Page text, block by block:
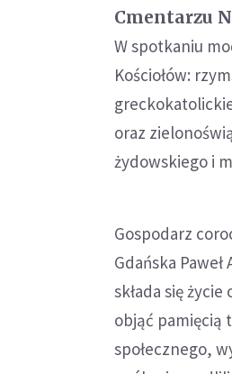
Cmentarzu
W spotkaniu
Kościołów:
oraz
żydowskiego i
Gospodarz
Gdańska
składa się
objąć pamięcią
społecznego,